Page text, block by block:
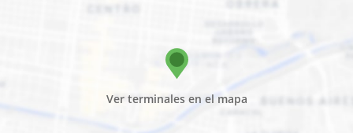
Ver terminales en el mapa